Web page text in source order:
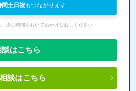
間土日祝もつながります
少し時間をおいておかけなおしください
はこちら
談はこちら